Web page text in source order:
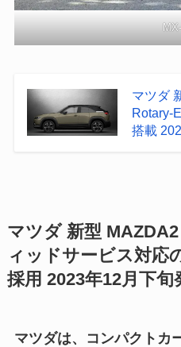
マツダ
Rotary-
搭載
マツダ 新型
ィッドサービス対応
採用 2023年12月下旬
マツダは、コンパクトカ